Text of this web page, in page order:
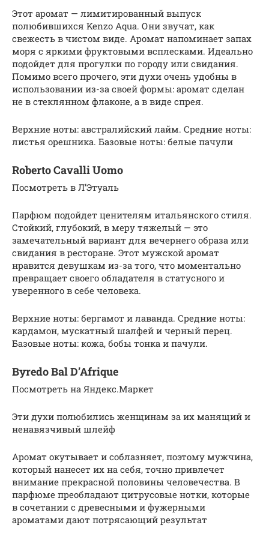
Этот аромат — лимитированный выпуск
полюбившихся Kenzo Aqua. Они звучат, как
свежесть в чистом виде. Аромат напоминает запах
моря с яркими фруктовыми всплесками. Идеально
подойдет для прогулки по городу или свидания.
Помимо всего прочего, эти духи очень удобны в
использовании из-за своей формы: аромат сделан
не в стеклянном флаконе, а в виде спрея.
Верхние ноты: австралийский лайм. Средние ноты:
листья орешника. Базовые ноты: белые пачули
Roberto Cavalli Uomo
Посмотреть в Л’Этуаль
Парфюм подойдет ценителям итальянского стиля.
Стойкий, глубокий, в меру тяжелый — это
замечательный вариант для вечернего образа или
свидания в ресторане. Этот мужской аромат
нравится девушкам из-за того, что моментально
превращает своего обладателя в статусного и
уверенного в себе человека.
Верхние ноты: бергамот и лаванда. Средние ноты:
кардамон, мускатный шалфей и черный перец.
Базовые ноты: кожа, бобы тонка и пачули.
Byredo Bal D’Afrique
Посмотреть на Яндекс.Маркет
Эти духи полюбились женщинам за их манящий и
ненавязчивый шлейф
Аромат окутывает и соблазняет, поэтому мужчина,
который нанесет их на себя, точно привлечет
внимание прекрасной половины человечества. В
парфюме преобладают цитрусовые нотки, которые
в сочетании с древесными и фужерными
ароматами дают потрясающий результат